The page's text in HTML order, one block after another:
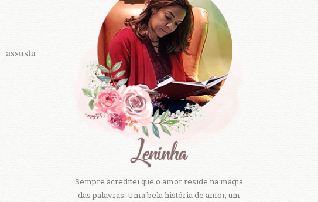
Sempre acreditei que o amor reside na magia
das palavras. Uma bela história de amor, um